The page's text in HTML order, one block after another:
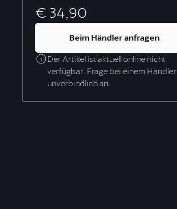
€ 34,90
Beim Händler anfragen
Der Artikel ist aktuell online nicht
verfügbar. Frage bei einem Händler
unverbindlich an.